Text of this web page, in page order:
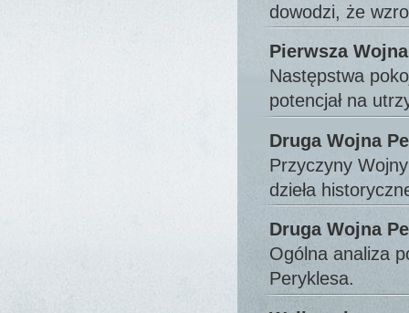
dowodzi, że
Pierwsza
Następstwa
potencjał na
Druga Wojna
Przyczyny
dzieła
Druga Wojna
Ogólna analiza
Peryklesa.